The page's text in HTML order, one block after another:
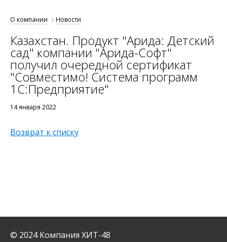
О компании Новости
Казахстан. Продукт "Арида: Детский
сад" компании "Арида-Софт"
получил очередной сертификат
"Совместимо! Система программ
1С:Предприятие"
14 января 2022
Возврат к списку
© 2024 Компания ХИТ-48